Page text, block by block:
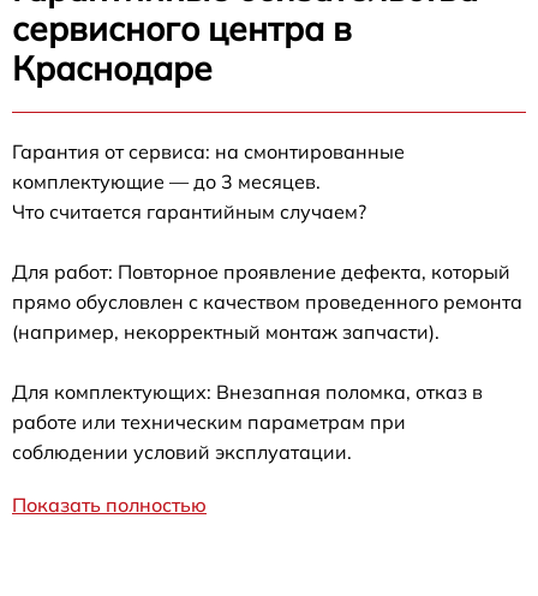
сервисного центра в
Краснодаре
Гарантия от сервиса: на смонтированные
комплектующие — до 3 месяцев.
Что считается гарантийным случаем?
Для работ: Повторное проявление дефекта, который
прямо обусловлен с качеством проведенного ремонта
(например, некорректный монтаж запчасти).
Для комплектующих: Внезапная поломка, отказ в
работе или техническим параметрам при
соблюдении условий эксплуатации.
Показать полностью